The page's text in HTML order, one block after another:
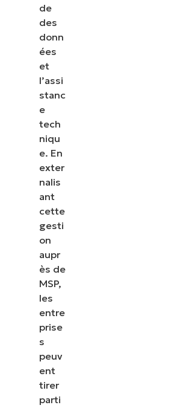
de
des
donn
ées
et
l’assi
stanc
e
tech
niqu
e. En
exter
nalis
ant
cette
gesti
on
aupr
ès de
MSP,
les
entre
prise
s
peuv
ent
tirer
parti